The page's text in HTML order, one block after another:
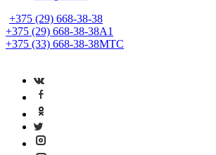
+375 (29) 668-38-38
+375 (29) 668-38-38A1
+375 (33) 668-38-38МТС